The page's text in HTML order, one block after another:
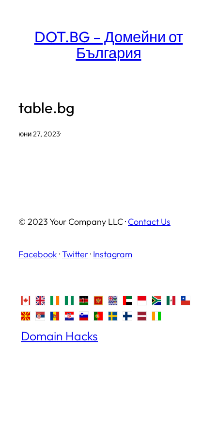
DOT.BG – Домейни от
България
table.bg
юни 27, 2023·
© 2023 Your Company LLC · Contact Us
Facebook ·Twitter· Instagram
Domain Hacks